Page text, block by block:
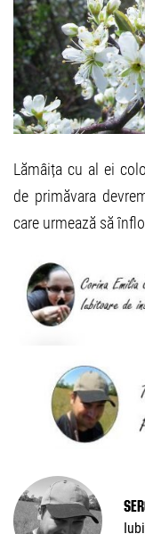
Lămâița cu al ei
de primăvara
care urmează să